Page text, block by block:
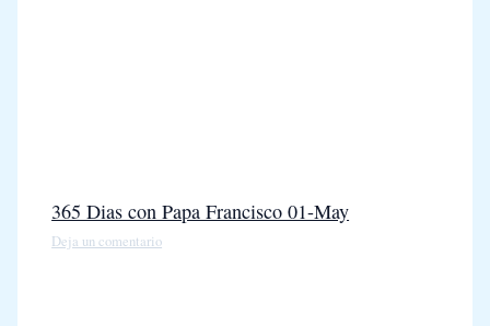
365 Dias con Papa Francisco 01-May
Deja un comentario